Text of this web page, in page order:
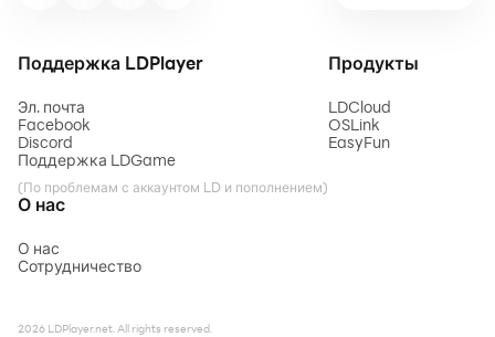
Поддержка LDPlayer
Эл. почта
Facebook
Discord
Поддержка LDGame
(По проблемам с аккаунтом LD и пополнением)
Продукты
LDCloud
OSLink
EasyFun
О нас
О нас
Сотрудничество
2026 LDPlayer.net. All rights reserved.